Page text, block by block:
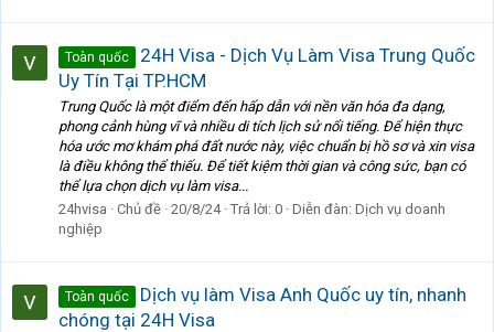
Toàn quốc
24H Visa - Dịch Vụ Làm Visa Trung Quốc
Uy Tín Tại TP.HCM
Trung Quốc là một điểm đến hấp dẫn với nền văn hóa đa dạng,
phong cảnh hùng vĩ và nhiều di tích lịch sử nổi tiếng. Để hiện thực
hóa ước mơ khám phá đất nước này, việc chuẩn bị hồ sơ và xin visa
là điều không thể thiếu. Để tiết kiệm thời gian và công sức, bạn có
thể lựa chọn dịch vụ làm visa...
24hvisa
Chủ đề 20/8/24 Trả lời: 0 Diễn đàn: Dịch vụ doanh
nghiệp
Toàn quốc
Dịch vụ làm Visa Anh Quốc uy tín, nhanh
chóng tại 24H Visa